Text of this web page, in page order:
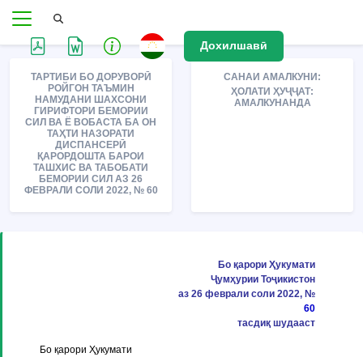
Дохилшавӣ
ТАРТИБИ БО ДОРУВОРӢ
РОЙГОН ТАЪМИН
НАМУДАНИ ШАХСОНИ
ГИРИФТОРИ БЕМОРИИ
СИЛ ВА Ё ВОБАСТА БА ОН
ТАҲТИ НАЗОРАТИ
ДИСПАНСЕРӢ
ҚАРОРДОШТА БАРОИ
ТАШХИС ВА ТАБОБАТИ
БЕМОРИИ СИЛ АЗ 26
ФЕВРАЛИ СОЛИ 2022, № 60
САНАИ АМАЛКУНИ:
ҲОЛАТИ ҲУҶҶАТ:
АМАЛКУНАНДА
Бо қарори Ҳукумати
Ҷумҳурии Тоҷикистон
аз 26 феврали соли 2022, №
60
тасдиқ шудааст
Бо қарори Ҳукумати